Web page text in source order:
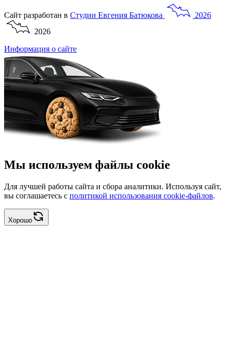
Сайт разработан в Студии Евгения Батюкова
2026
2026
Информация о сайте
Мы используем файлы cookie
Для лучшей работы сайта и сбора аналитики. Используя сайт,
вы соглашаетесь с политикой использования cookie-файлов.
Хорошо